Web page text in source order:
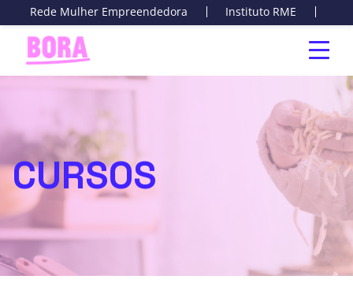
Rede Mulher Empreendedora Instituto RME
CURSOS